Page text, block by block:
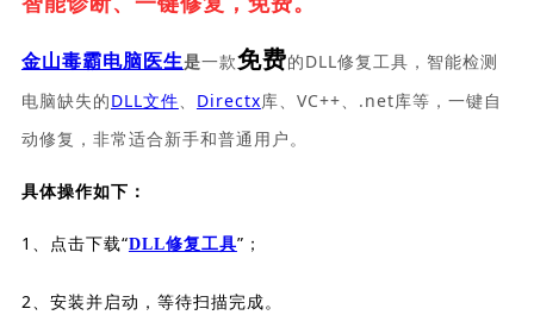
金山毒霸电脑医生是一款免费的DLL修复工具，智能检测
电脑缺失的DLL文件、 Directx库、VC++、.net库等，一键自
动修复，非常适合新手和普通用户。
具体操作如下：
1、点击下载“DLL修复工具”；
2、安装并启动，等待扫描完成。